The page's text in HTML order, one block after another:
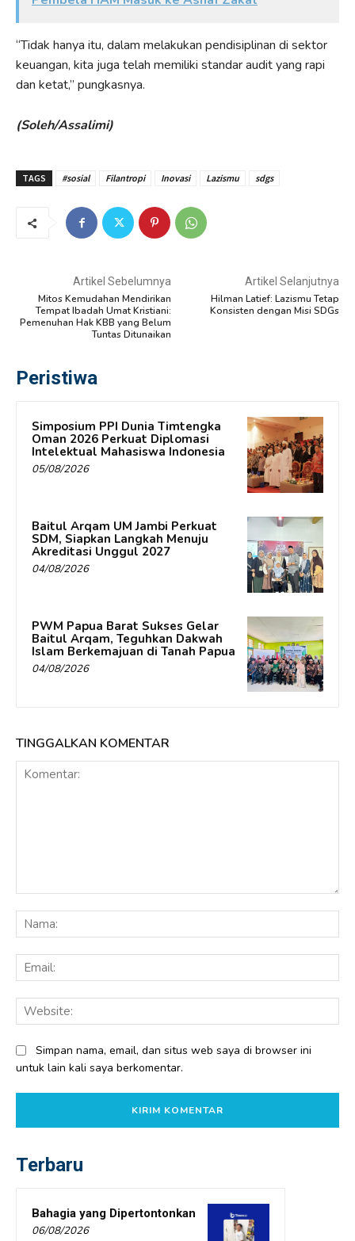
“Tidak hanya itu, dalam melakukan pendisiplinan di sektor
keuangan, kita juga telah memiliki standar audit yang rapi
dan ketat,” pungkasnya.
(Soleh/Assalimi)
TAGS #sosial Filantropi Inovasi Lazismu sdgs
Artikel Sebelumnya
Mitos Kemudahan Mendirikan
Tempat Ibadah Umat Kristiani:
Pemenuhan Hak KBB yang Belum
Tuntas Ditunaikan
Artikel Selanjutnya
Hilman Latief: Lazismu Tetap
Konsisten dengan Misi SDGs
Peristiwa
Simposium PPI Dunia Timtengka
Oman 2026 Perkuat Diplomasi
Intelektual Mahasiswa Indonesia
05/08/2026
Baitul Arqam UM Jambi Perkuat
SDM, Siapkan Langkah Menuju
Akreditasi Unggul 2027
04/08/2026
PWM Papua Barat Sukses Gelar
Baitul Arqam, Teguhkan Dakwah
Islam Berkemajuan di Tanah Papua
04/08/2026
TINGGALKAN KOMENTAR
Simpan nama, email, dan situs web saya di browser ini
untuk lain kali saya berkomentar.
Terbaru
Bahagia yang Dipertontonkan
06/08/2026